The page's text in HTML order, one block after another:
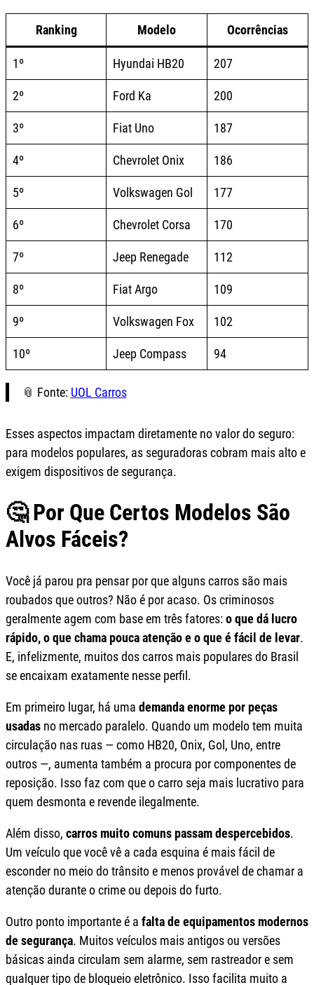
Ranking Modelo Ocorrências
1º Hyundai HB20 207
2º Ford Ka 200
3º Fiat Uno 187
4º Chevrolet Onix 186
5º Volkswagen Gol 177
6º Chevrolet Corsa 170
7º Jeep Renegade 112
8º Fiat Argo 109
9º Volkswagen Fox 102
10º Jeep Compass 94
📎 Fonte: UOL Carros
Esses aspectos impactam diretamente no valor do seguro:
para modelos populares, as seguradoras cobram mais alto e
exigem dispositivos de segurança.
🤔 Por Que Certos Modelos São
Alvos Fáceis?
Você já parou pra pensar por que alguns carros são mais
roubados que outros? Não é por acaso. Os criminosos
geralmente agem com base em três fatores:o que dá lucro
rápido, o que chama pouca atenção e o que é fácil de levar.
E, infelizmente, muitos dos carros mais populares do Brasil
se encaixam exatamente nesse perfil.
Em primeiro lugar, há uma demanda enorme por peças
usadas no mercado paralelo. Quando um modelo tem muita
circulação nas ruas — como HB20, Onix, Gol, Uno, entre
outros —, aumenta também a procura por componentes de
reposição. Isso faz com que o carro seja mais lucrativo para
quem desmonta e revende ilegalmente.
Além disso, carros muito comuns passam despercebidos.
Um veículo que você vê a cada esquina é mais fácil de
esconder no meio do trânsito e menos provável de chamar a
atenção durante o crime ou depois do furto.
Outro ponto importante é a falta de equipamentos modernos
de segurança. Muitos veículos mais antigos ou versões
básicas ainda circulam sem alarme, sem rastreador e sem
qualquer tipo de bloqueio eletrônico. Isso facilita muito a